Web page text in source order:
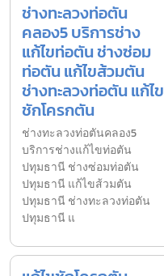
ช่างทะลวงท่อตัน
คลอง5 บริการช่าง
แก้ไขท่อตัน ช่างซ่อม
ท่อตัน แก้ไขส้วมตัน
ช่างทะลวงท่อตัน แก้ไข
ชักโครกตัน
ช่างทะลวงท่อตันคลอง5
บริการช่างแก้ไขท่อตัน
ปทุมธานี ช่างซ่อมท่อตัน
ปทุมธานี แก้ไขส้วมตัน
ปทุมธานี ช่างทะลวงท่อตัน
ปทุมธานี แ